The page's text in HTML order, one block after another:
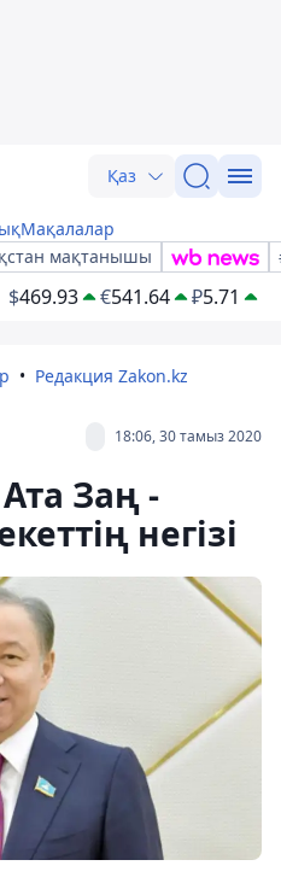
Қаз
Мақалалар
мақтанышы
$469.93 €541.64 ₽5.71
Редакция Zakon.kz
18:06, 30 тамыз 2020
Заң -
негізі